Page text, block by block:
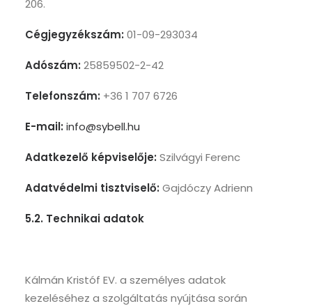
206.
Cégjegyzékszám: 01-09-293034
Adószám: 25859502-2-42
Telefonszám: +36 1 707 6726
E-mail: info@sybell.hu
Adatkezelő képviselője: Szilvágyi Ferenc
Adatvédelmi tisztviselő: Gajdóczy Adrienn
5.2. Technikai adatok
Kálmán Kristóf EV. a személyes adatok
kezeléséhez a szolgáltatás nyújtása során